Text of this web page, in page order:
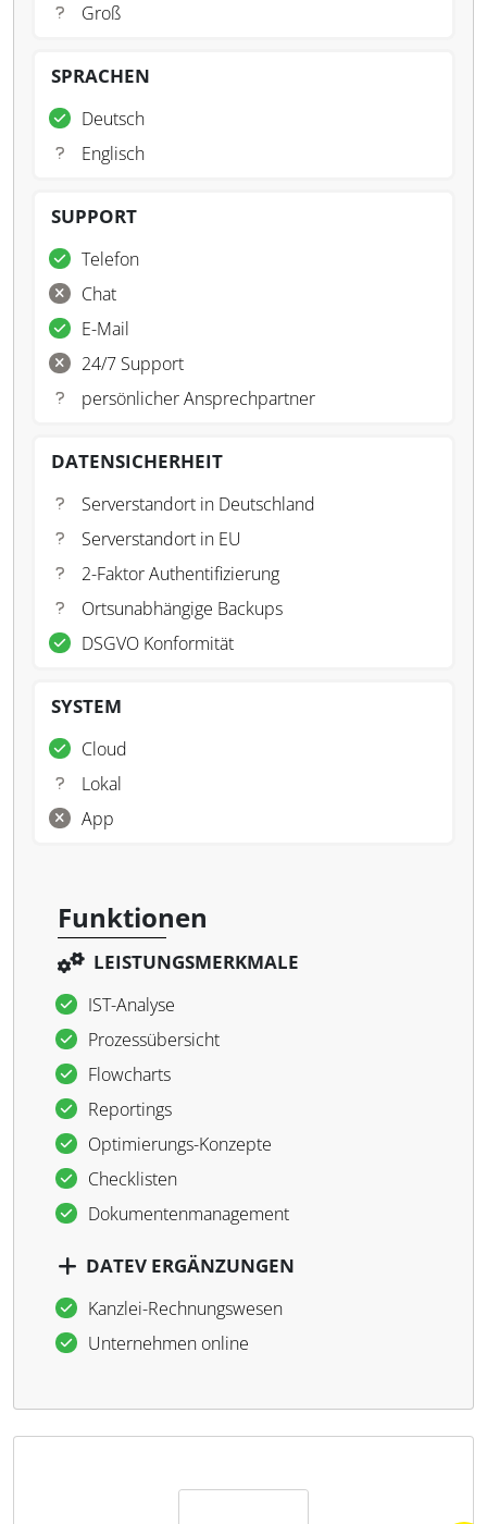
Groß
SPRACHEN
Deutsch
Englisch
SUPPORT
Telefon
Chat
E-Mail
24/7 Support
persönlicher Ansprechpartner
DATENSICHERHEIT
Serverstandort in Deutschland
Serverstandort in EU
2-Faktor Authentifizierung
Ortsunabhängige Backups
DSGVO Konformität
SYSTEM
Cloud
Lokal
App
Funktionen
LEISTUNGSMERKMALE
IST-Analyse
Prozessübersicht
Flowcharts
Reportings
Optimierungs-Konzepte
Checklisten
Dokumentenmanagement
DATEV ERGÄNZUNGEN
Kanzlei-Rechnungswesen
Unternehmen online